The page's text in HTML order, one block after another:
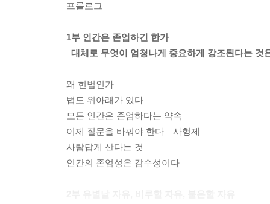
프롤로그
1부 인간은 존엄하긴 한가
_대체로 무엇이 엄청나게 중요하게 강조된다는
왜 헌법인가
법도 위아래가 있다
모든 인간은 존엄하다는 약속
이제 질문을 바꿔야 한다―사형제
사람답게 산다는 것
인간의 존엄성은 감수성이다